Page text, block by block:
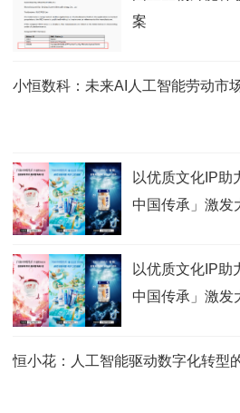
案
小恒数科：未来AI人工智能劳动市
以优质文化IP助
中国传承」激发
以优质文化IP助
中国传承」激发
恒小花：人工智能驱动数字化转型